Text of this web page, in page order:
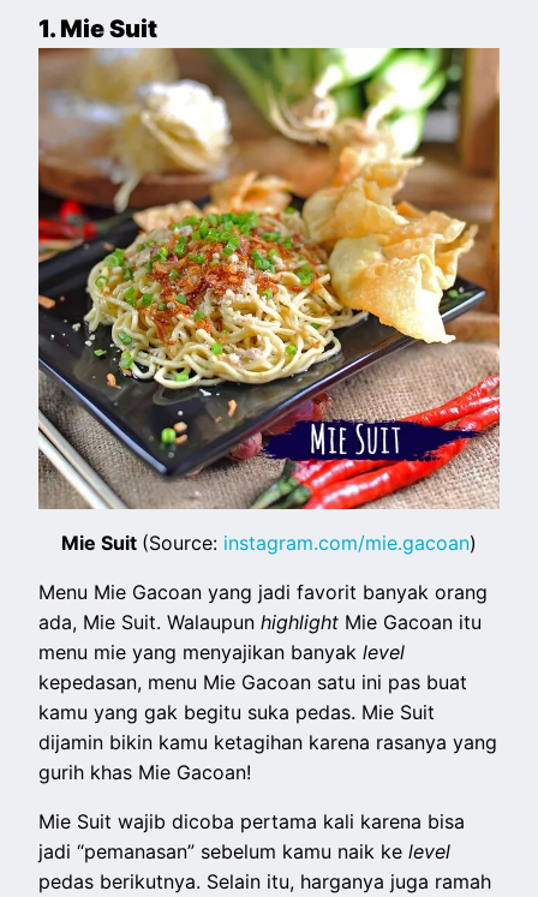
1. Mie Suit
Mie Suit (Source: instagram.com/mie.gacoan)
Menu Mie Gacoan yang jadi favorit banyak orang
ada, Mie Suit. Walaupunhighlight Mie Gacoan itu
menu mie yang menyajikan banyaklevel
kepedasan, menu Mie Gacoan satu ini pas buat
kamu yang gak begitu suka pedas. Mie Suit
dijamin bikin kamu ketagihan karena rasanya yang
gurih khas Mie Gacoan!
Mie Suit wajib dicoba pertama kali karena bisa
jadi “pemanasan” sebelum kamu naik kelevel
pedas berikutnya. Selain itu, harganya juga ramah